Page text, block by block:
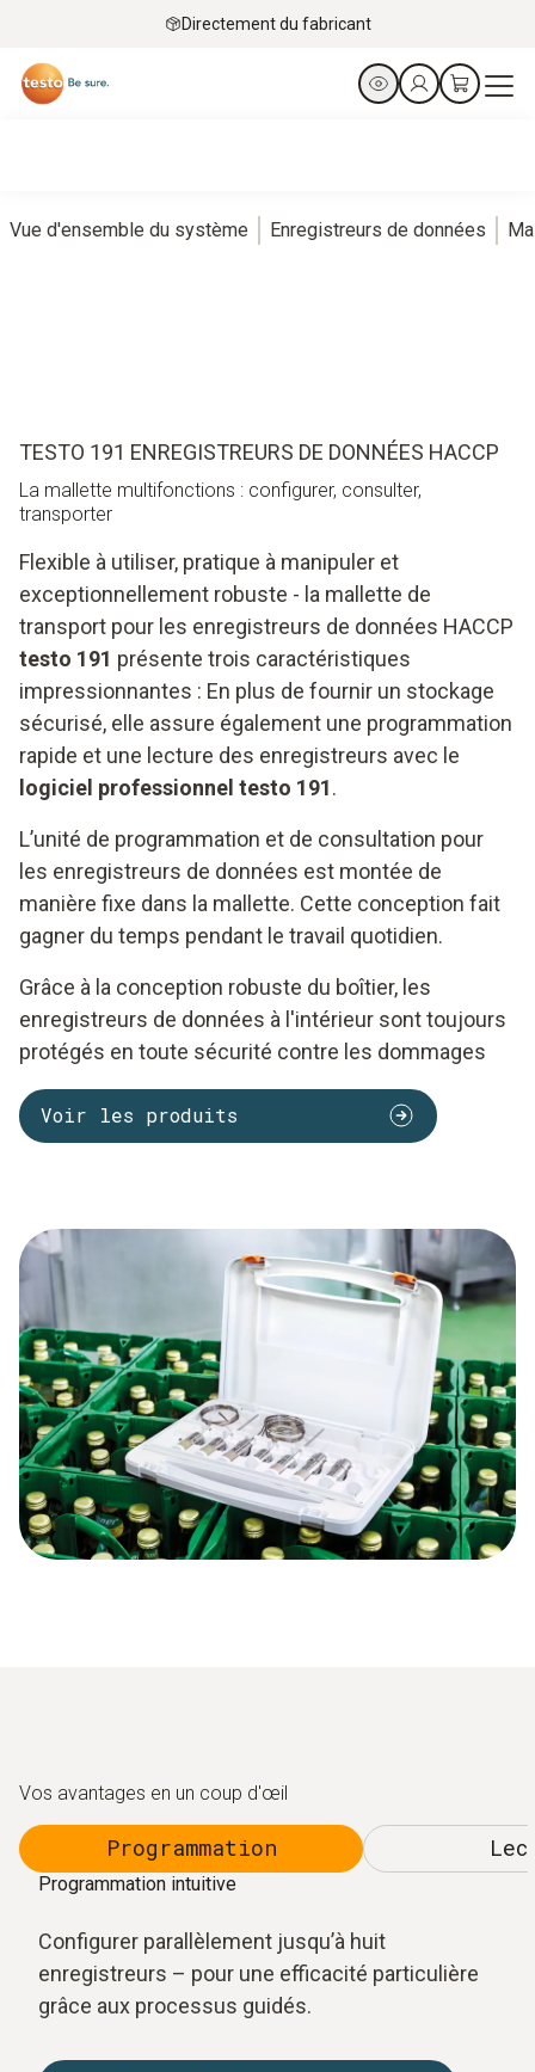
Directement du fabricant
Vue d'ensemble du système Enregistreurs de données
TESTO 191 ENREGISTREURS DE DONNÉES HACCP
La mallette multifonctions : configurer, consulter,
transporter
Flexible à utiliser, pratique à manipuler et
exceptionnellement robuste - la mallette de
transport pour les enregistreurs de données HACCP
testo 191 présente trois caractéristiques
impressionnantes : En plus de fournir un stockage
sécurisé, elle assure également une programmation
rapide et une lecture des enregistreurs avec le
logiciel professionnel testo 191.
L’unité de programmation et de consultation pour
les enregistreurs de données est montée de
manière fixe dans la mallette. Cette conception fait
gagner du temps pendant le travail quotidien.
Grâce à la conception robuste du boîtier, les
enregistreurs de données à l'intérieur sont toujours
protégés en toute sécurité contre les dommages
Voir les produits
Vos avantages en un coup d'œil
Programmation
Programmation intuitive
Configurer parallèlement jusqu’à huit
enregistreurs – pour une efficacité particulière
grâce aux processus guidés.